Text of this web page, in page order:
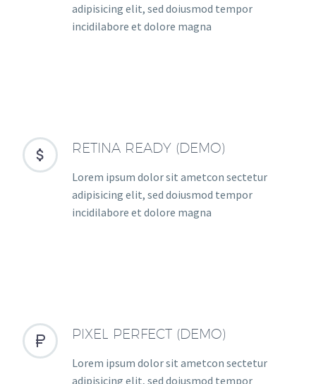
adipisicing elit, sed doiusmod tempor
incidilabore et dolore magna

 RETINA READY (DEMO)
Lorem ipsum dolor sit ametcon sectetur
adipisicing elit, sed doiusmod tempor
incidilabore et dolore magna

 PIXEL PERFECT (DEMO)
Lorem ipsum dolor sit ametcon sectetur
adipisicing elit, sed doiusmod tempor